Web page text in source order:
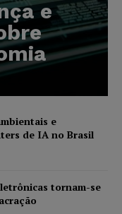
e
e
de IA no Brasil
tornam-se